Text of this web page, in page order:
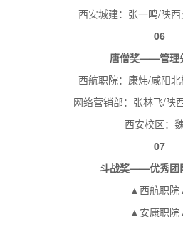
西安城建：张一鸣/陕
06
唐僧奖——管理
西航职院：康炜/咸阳
网络营销部：张林飞/陕
西安校区：
07
斗战奖——优秀团
▲西航职
▲安康职